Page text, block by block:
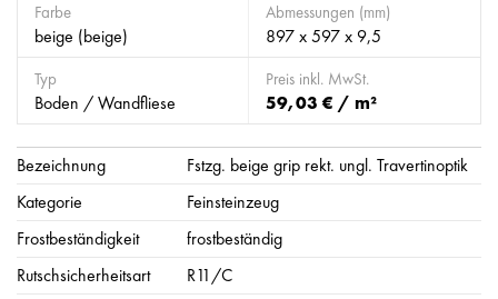
Farbe
beige (beige)
Abmessungen (mm)
897 x 597 x 9,5
Typ
Boden / Wandfliese
Preis inkl. MwSt.
59,03 € / m²
Bezeichnung
Fstzg. beige grip rekt. ungl. Travertinoptik
Kategorie
Feinsteinzeug
Frostbeständigkeit
frostbeständig
Rutschsicherheitsart
R11/C